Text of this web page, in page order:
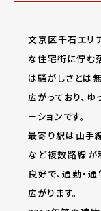
文京区千石エリ
な住宅街に佇む
は騒がしさとは
広がっており、
ーションです。
最寄り駅は山手
など複数路線が
良好で、通勤・
広がります。